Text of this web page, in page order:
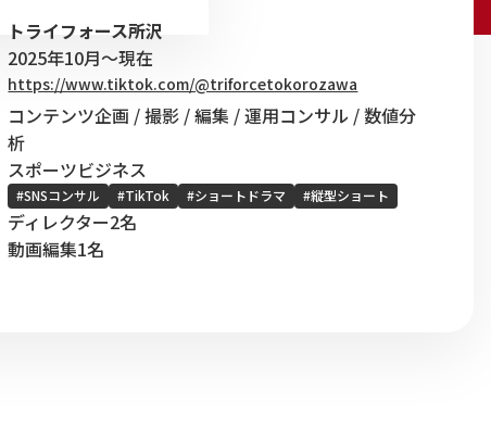
トライフォース所沢
2025年10月～現在
https://www.tiktok.com/@triforcetokorozawa
コンテンツ企画 / 撮影 / 編集 / 運用コンサル / 数値分
析
スポーツビジネス
#SNSコンサル #TikTok #ショートドラマ #縦型ショート
ディレクター2名
動画編集1名